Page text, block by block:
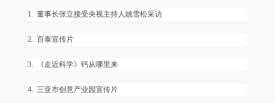
1. 董事长张立接受央视主持人姚雪松采访
2. 百泰宣传片
3. 《走近科学》钙从哪里来
4. 三亚市创意产业园宣传片